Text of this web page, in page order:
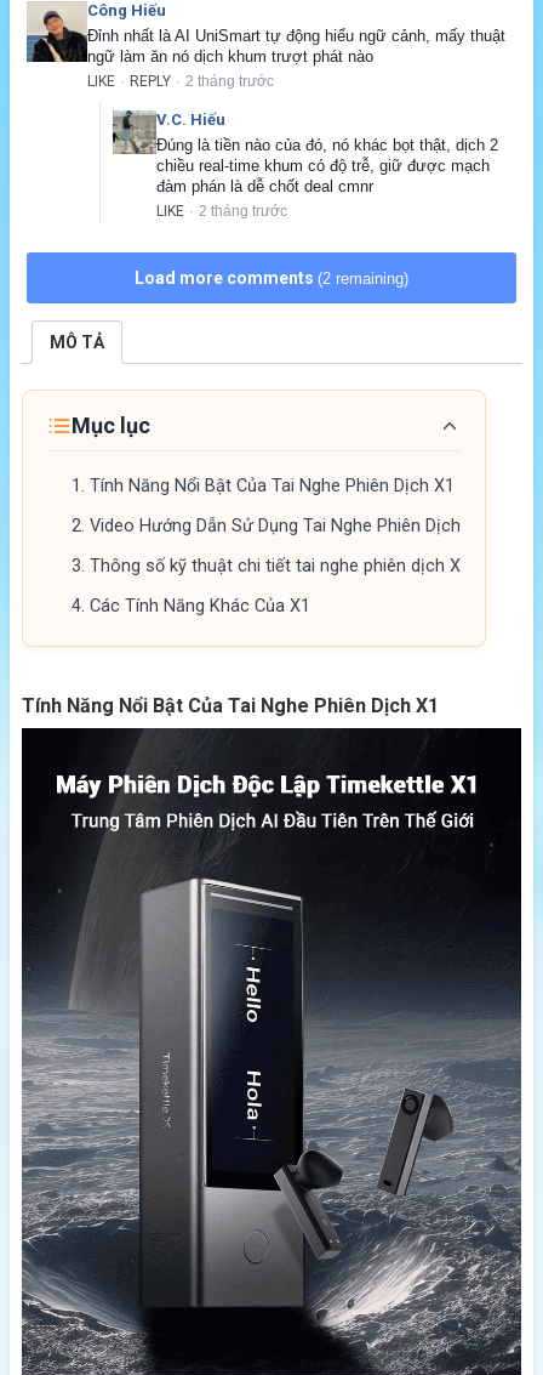
Công Hiếu
Đỉnh nhất là AI UniSmart tự động hiểu ngữ cảnh, mấy thuật
ngữ làm ăn nó dịch khum trượt phát nào
LIKE · REPLY · 2 tháng trước
V.C. Hiếu
Đúng là tiền nào của đó, nó khác bọt thật, dịch 2
chiều real-time khum có độ trễ, giữ được mạch
đàm phán là dễ chốt deal cmnr
LIKE · 2 tháng trước
Load more comments (2 remaining)
MÔ TẢ
Mục lục
1. Tính Năng Nổi Bật Của Tai Nghe Phiên Dịch X1
2. Video Hướng Dẫn Sử Dụng Tai Nghe Phiên Dịch
3. Thông số kỹ thuật chi tiết tai nghe phiên dịch X
4. Các Tính Năng Khác Của X1
Tính Năng Nổi Bật Của Tai Nghe Phiên Dịch X1